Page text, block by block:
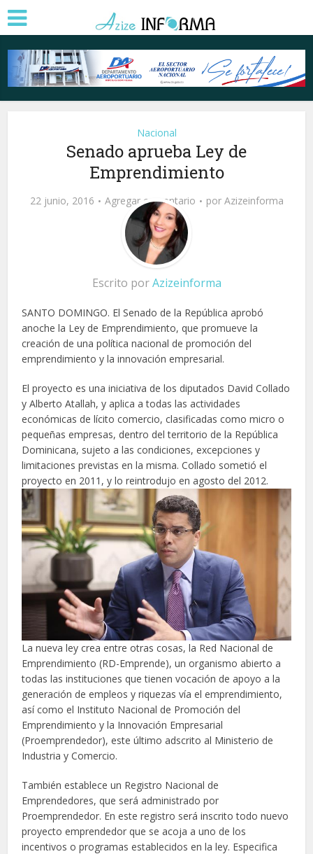
Nacional
Senado aprueba Ley de
Emprendimiento
22 junio, 2016 Agregar comentario por Azizeinforma
Escrito porAzizeinforma
SANTO DOMINGO. El Senado de la República aprobó
anoche la Ley de Emprendimiento, que promueve la
creación de una política nacional de promoción del
emprendimiento y la innovación empresarial.
El proyecto es una iniciativa de los diputados David Collado
y Alberto Atallah, y aplica a todas las actividades
económicas de lícito comercio, clasificadas como micro o
pequeñas empresas, dentro del territorio de la República
Dominicana, sujeto a las condiciones, excepciones y
limitaciones previstas en la misma. Collado sometió el
proyecto en 2011, y lo reintrodujo en agosto del 2012.
La nueva ley crea entre otras cosas, la Red Nacional de
Emprendimiento (RD-Emprende), un organismo abierto a
todas las instituciones que tienen vocación de apoyo a la
generación de empleos y riquezas vía el emprendimiento,
así como el Instituto Nacional de Promoción del
Emprendimiento y la Innovación Empresarial
(Proemprendedor), este último adscrito al Ministerio de
Industria y Comercio.
También establece un Registro Nacional de
Emprendedores, que será administrado por
Proemprendedor. En este registro será inscrito todo nuevo
proyecto emprendedor que se acoja a uno de los
incentivos o programas establecidos en la ley. Especifica